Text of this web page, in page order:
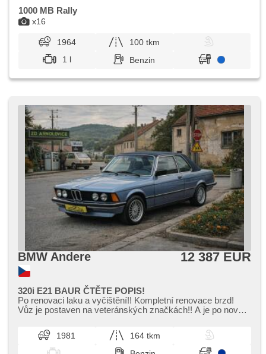
x16
1000 MB Rally
1964
100 tkm
1 l
Benzin
BMW Andere 12 387 EUR
320i E21 BAUR ČTĚTE POPIS!
Po renovaci laku a vyčištění!! Kompletní renovace brzd!
Vůz je postaven na veteránských značkách!! A je po nové
1981
164 tkm